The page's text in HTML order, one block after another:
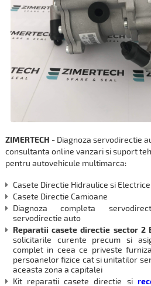
ZIMERTECH - Diagnoza servodirectie
consultanta online vanzari si suport
pentru autovehicule multimarca:
Casete Directie Hidraulice si Electrice
Casete Directie Camioane
Diagnoza completa
servodirectie auto
Reparatii casete directie sector 2
solicitarile curente precum si
complet in ceea ce priveste
persoanelor fizice cat si unitatilor
aceasta zona a capitalei
Kit reparatii casete directie si